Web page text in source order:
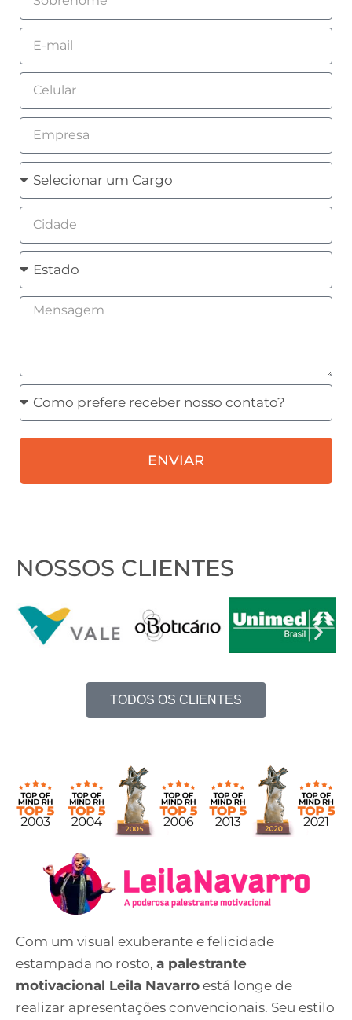
Email
Celular
Empresa
Cargo
Cidade
Estado
Mensagem
Como
prefere
receber
contato?
ENVIAR
NOSSOS CLIENTES
TODOS OS CLIENTES
Com um visual exuberante e felicidade
estampada no rosto, a palestrante
motivacional Leila Navarro está longe de
realizar apresentações convencionais. Seu estilo